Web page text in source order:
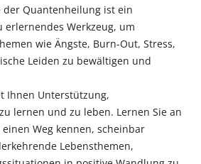
der Quantenheilung ist ein
erlernendes Werkzeug, um
wie Ängste, Burn-Out, Stress,
Leiden zu bewältigen und
Ihnen Unterstützung,
lernen und zu leben. Lernen Sie an
Weg kennen, scheinbar
Lebensthemen,